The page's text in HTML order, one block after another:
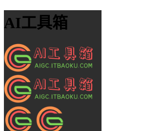
AI工具箱